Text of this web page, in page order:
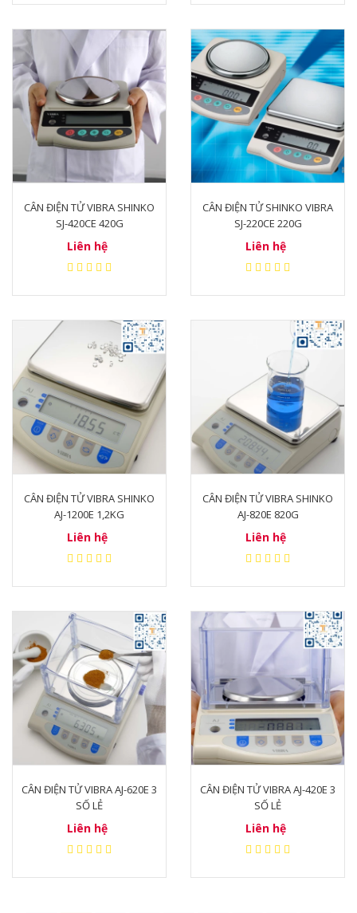
CÂN ĐIỆN TỬ VIBRA SHINKO
SJ-420CE 420G
Liên hệ
CÂN ĐIỆN TỬ SHINKO VIBRA
SJ-220CE 220G
Liên hệ
CÂN ĐIỆN TỬ VIBRA SHINKO
AJ-1200E 1,2KG
Liên hệ
CÂN ĐIỆN TỬ VIBRA SHINKO
AJ-820E 820G
Liên hệ
CÂN ĐIỆN TỬ VIBRA AJ-620E 3
SỐ LẺ
Liên hệ
CÂN ĐIỆN TỬ VIBRA AJ-420E 3
SỐ LẺ
Liên hệ